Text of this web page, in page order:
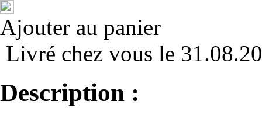
Ajouter au panier
Livré chez vous le
Description :